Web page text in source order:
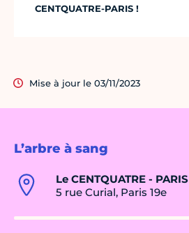
L’arbre à sang
Le CENTQUATRE - PARIS
5 rue Curial, Paris 19e
CENTQUATRE-PARIS !
Mise à jour le 03/11/2023